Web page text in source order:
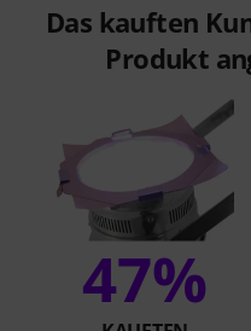
Das kauften
Produkt
47%